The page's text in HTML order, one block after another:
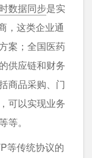
数据同步是实
，这类企业通
案；全国医药
供应链和财务
商品采购、门
可以实现业务
。
等传统协议的